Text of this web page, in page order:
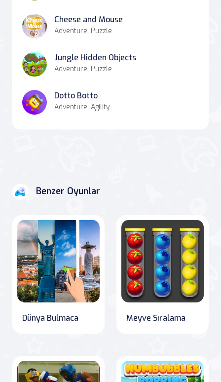
Cheese and Mouse
Adventure, Puzzle
Jungle Hidden Objects
Adventure, Puzzle
Dotto Botto
Adventure, Agility
Benzer Oyunlar
Dünya Bulmaca Meyve Sıralama